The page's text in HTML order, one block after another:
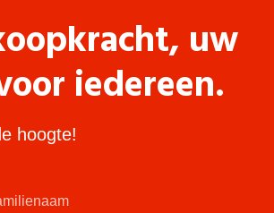
uw
iedereen.
hoogte!